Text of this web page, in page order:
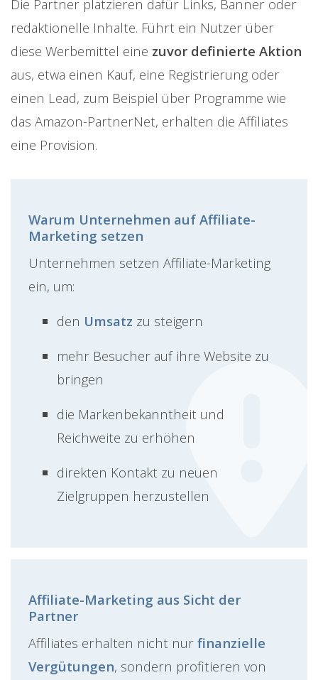
Die Partner platzieren dafür Links, Banner oder
redaktionelle Inhalte. Führt ein Nutzer über
diese Werbemittel eine zuvor definierte Aktion
aus, etwa einen Kauf, eine Registrierung oder
einen Lead, zum Beispiel über Programme wie
das Amazon-PartnerNet, erhalten die Affiliates
eine Provision.
Warum Unternehmen auf Affiliate-
Marketing setzen
Unternehmen setzen Affiliate-Marketing
ein, um:
den Umsatz zu steigern
mehr Besucher auf ihre Website zu
bringen
die Markenbekanntheit und
Reichweite zu erhöhen
direkten Kontakt zu neuen
Zielgruppen herzustellen
Affiliate-Marketing aus Sicht der
Partner
Affiliates erhalten nicht nur finanzielle
Vergütungen, sondern profitieren von